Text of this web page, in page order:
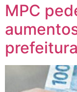
MPC